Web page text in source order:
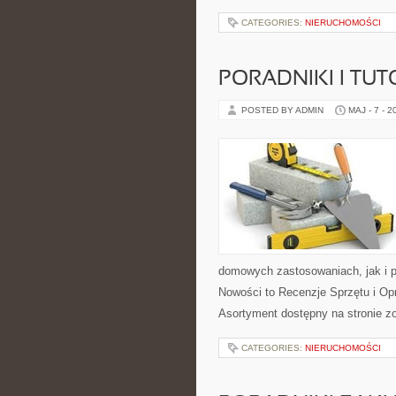
CATEGORIES: NIERUCHOMOŚCI
PORADNIKI I
POSTED BY ADMIN MAJ - 7 -
domowych zastosowaniach, jak i
Nowości to Recenzje Sprzętu i
Asortyment dostępny na stronie
CATEGORIES: NIERUCHOMOŚCI